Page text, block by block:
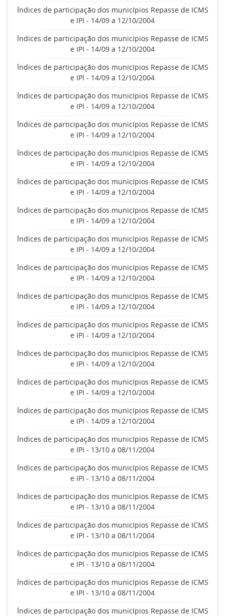
Índices de participação dos municípios Repasse de ICMS
e IPI - 14/09 a 12/10/2004
Índices de participação dos municípios Repasse de ICMS
e IPI - 14/09 a 12/10/2004
Índices de participação dos municípios Repasse de ICMS
e IPI - 14/09 a 12/10/2004
Índices de participação dos municípios Repasse de ICMS
e IPI - 14/09 a 12/10/2004
Índices de participação dos municípios Repasse de ICMS
e IPI - 14/09 a 12/10/2004
Índices de participação dos municípios Repasse de ICMS
e IPI - 14/09 a 12/10/2004
Índices de participação dos municípios Repasse de ICMS
e IPI - 14/09 a 12/10/2004
Índices de participação dos municípios Repasse de ICMS
e IPI - 14/09 a 12/10/2004
Índices de participação dos municípios Repasse de ICMS
e IPI - 14/09 a 12/10/2004
Índices de participação dos municípios Repasse de ICMS
e IPI - 14/09 a 12/10/2004
Índices de participação dos municípios Repasse de ICMS
e IPI - 14/09 a 12/10/2004
Índices de participação dos municípios Repasse de ICMS
e IPI - 14/09 a 12/10/2004
Índices de participação dos municípios Repasse de ICMS
e IPI - 14/09 a 12/10/2004
Índices de participação dos municípios Repasse de ICMS
e IPI - 14/09 a 12/10/2004
Índices de participação dos municípios Repasse de ICMS
e IPI - 14/09 a 12/10/2004
Índices de participação dos municípios Repasse de ICMS
e IPI - 13/10 a 08/11/2004
Índices de participação dos municípios Repasse de ICMS
e IPI - 13/10 a 08/11/2004
Índices de participação dos municípios Repasse de ICMS
e IPI - 13/10 a 08/11/2004
Índices de participação dos municípios Repasse de ICMS
e IPI - 13/10 a 08/11/2004
Índices de participação dos municípios Repasse de ICMS
e IPI - 13/10 a 08/11/2004
Índices de participação dos municípios Repasse de ICMS
e IPI - 13/10 a 08/11/2004
Índices de participação dos municípios Repasse de ICMS